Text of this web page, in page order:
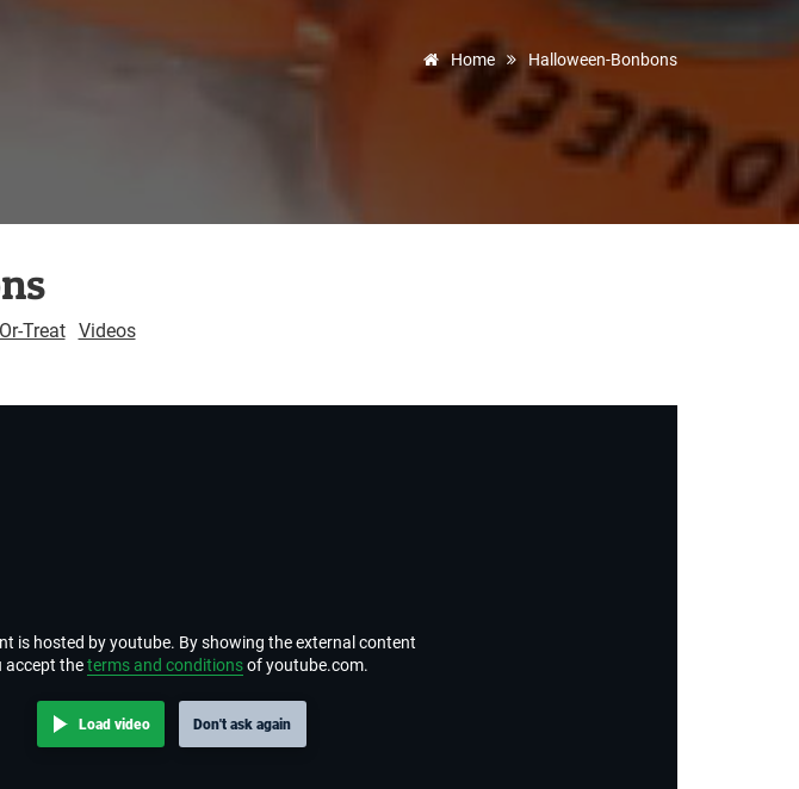
Home Halloween-Bonbons
Treat Videos
is hosted by youtube. By showing the external content
accept theterms and conditionsof youtube.com.
Load video Don't ask again